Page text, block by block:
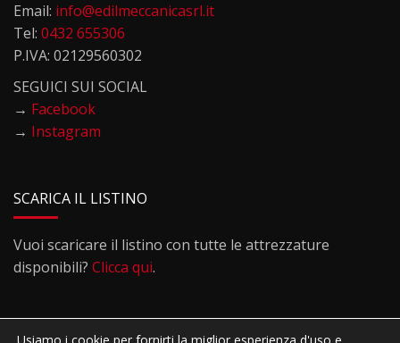
Email: info@edilmeccanicasrl.it
Tel: 0432 655306
P.IVA: 02129560302
SEGUICI SUI SOCIAL
→ Facebook
→ Instagram
SCARICA IL LISTINO
Vuoi scaricare il listino con tutte le attrezzature
disponibili? Clicca qui.